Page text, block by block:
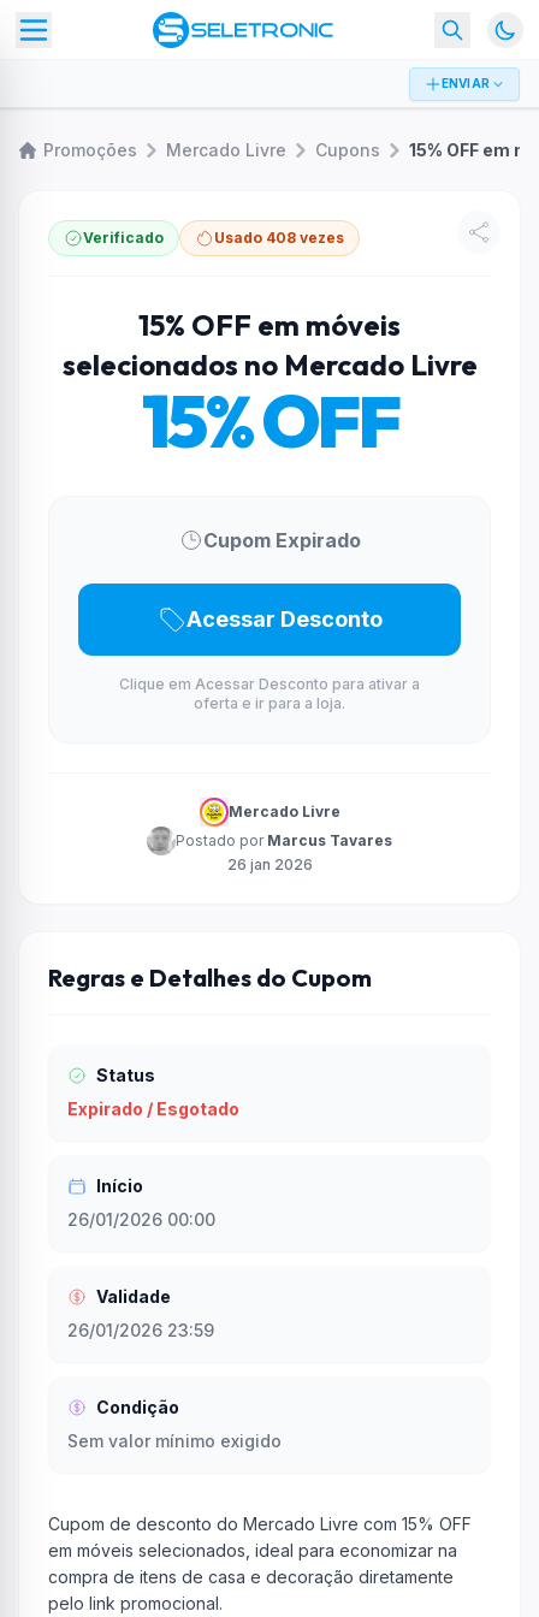
ENVIAR
Promoções Mercado Livre Cupons
Verificado Usado 408 vezes
15% OFF em móveis
selecionados no Mercado Livre
15% OFF
Cupom Expirado
Acessar Desconto
Clique em Acessar Desconto para ativar a
oferta e ir para a loja.
Mercado Livre
Postado por Marcus Tavares
26 jan 2026
Regras e Detalhes do Cupom
Status
Expirado / Esgotado
Início
26/01/2026 00:00
Validade
26/01/2026 23:59
Condição
Sem valor mínimo exigido
Cupom de desconto do Mercado Livre com 15% OFF
em móveis selecionados, ideal para economizar na
compra de itens de casa e decoração diretamente
pelo link promocional.